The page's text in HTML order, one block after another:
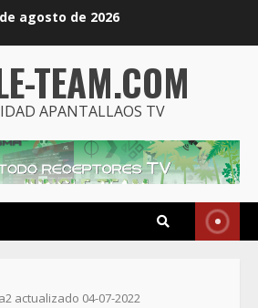
agosto de 2026
TEAM.COM
APANTALLAOS TV
actualizado 04-07-2022